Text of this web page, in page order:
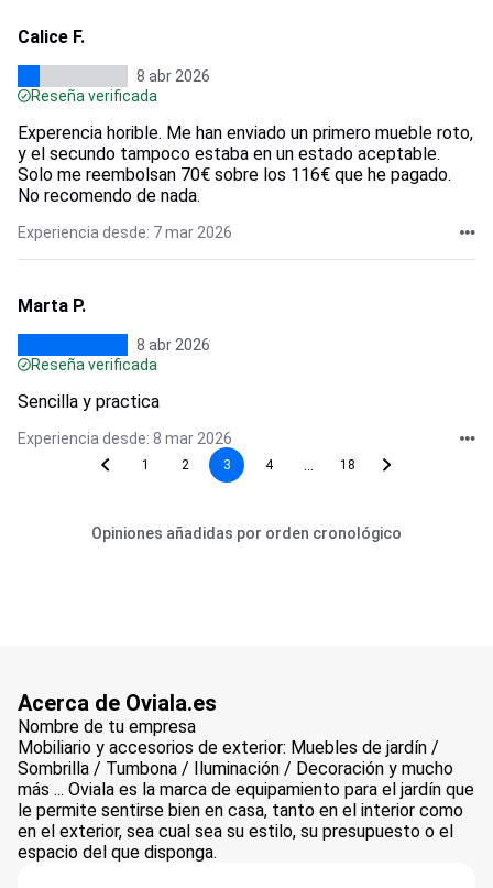
Calice F.
8 abr 2026
Reseña verificada
Experencia horible. Me han enviado un primero mueble roto,
y el secundo tampoco estaba en un estado aceptable.
Solo me reembolsan 70€ sobre los 116€ que he pagado.
No recomendo de nada.
Experiencia desde: 7 mar 2026
Marta P.
8 abr 2026
Reseña verificada
Sencilla y practica
Experiencia desde: 8 mar 2026
1 2 3 4 18
Opiniones añadidas por orden cronológico
Acerca de Oviala.es
Nombre de tu empresa
Mobiliario y accesorios de exterior: Muebles de jardín /
Sombrilla / Tumbona / Iluminación / Decoración y mucho
más ... Oviala es la marca de equipamiento para el jardín que
le permite sentirse bien en casa, tanto en el interior como
en el exterior, sea cual sea su estilo, su presupuesto o el
espacio del que disponga.